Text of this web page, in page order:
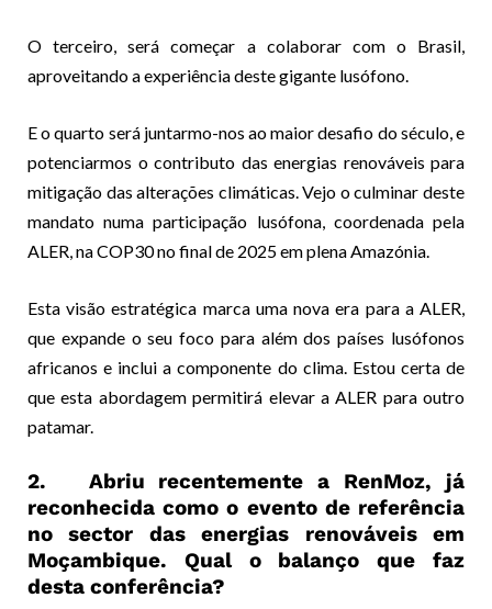
O terceiro, será começar a colaborar com o Brasil,
aproveitando a experiência deste gigante lusófono.
E o quarto será juntarmo-nos ao maior desafio do século, e
potenciarmos o contributo das energias renováveis para
mitigação das alterações climáticas. Vejo o culminar deste
mandato numa participação lusófona, coordenada pela
ALER, na COP30 no final de 2025 em plena Amazónia.
Esta visão estratégica marca uma nova era para a ALER,
que expande o seu foco para além dos países lusófonos
africanos e inclui a componente do clima. Estou certa de
que esta abordagem permitirá elevar a ALER para outro
patamar.
2. Abriu recentemente a RenMoz, já
reconhecida como o evento de referência
no sector das energias renováveis em
Moçambique. Qual o balanço que faz
desta conferência?